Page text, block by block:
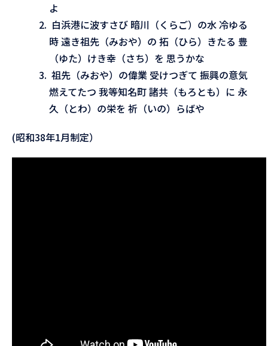
よ
白浜港に波すさび 暗川（くらご）の水 冷ゆる
時 遠き祖先（みおや）の 拓（ひら）きたる 豊
（ゆた）けき幸（さち）を 思うかな
祖先（みおや）の偉業 受けつぎて 振興の意気
燃えてたつ 我等知名町 諸共（もろとも）に 永
久（とわ）の栄を 祈（いの）らばや
(昭和38年1月制定）